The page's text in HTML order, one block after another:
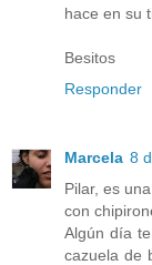
hace en su
Besitos
Responder
Marcela 8
Pilar, es
con
Algún día
cazuela de